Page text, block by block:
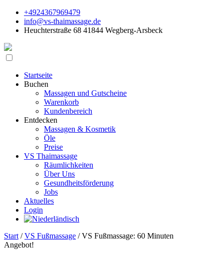
+4924367969479
info@vs-thaimassage.de
Heuchterstraße 68 41844 Wegberg-Arsbeck
Startseite
Buchen
Massagen und Gutscheine
Warenkorb
Kundenbereich
Entdecken
Massagen & Kosmetik
Öle
Preise
VS Thaimassage
Räumlichkeiten
Über Uns
Gesundheitsförderung
Jobs
Aktuelles
Login
Start /VS Fußmassage / VS Fußmassage: 60 Minuten
Angebot!